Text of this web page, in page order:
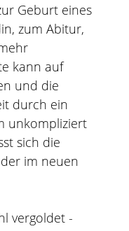
Geburt eines
zum Abitur,
kann auf
und die
durch ein
unkompliziert
sich die
im neuen
vergoldet -